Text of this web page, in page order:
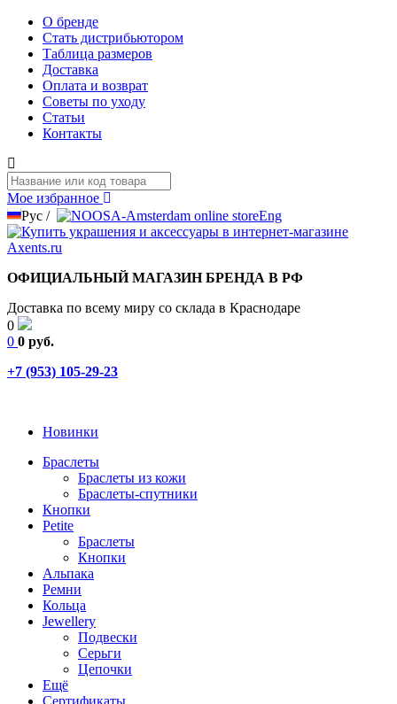
О бренде
Стать дистрибьютором
Таблица размеров
Доставка
Оплата и возврат
Советы по уходу
Статьи
Контакты
Мое избранное
Рус / Eng
ОФИЦИАЛЬНЫЙ МАГАЗИН БРЕНДА В РФ
Доставка по всему миру со склада в Краснодаре
0
0 0 руб.
+7 (953) 105-29-23
Новинки
Браслеты
Браслеты из кожи
Браслеты-спутники
Кнопки
Petite
Браслеты
Кнопки
Альпака
Ремни
Кольца
Jewellery
Подвески
Серьги
Цепочки
Ещё
Сертификаты